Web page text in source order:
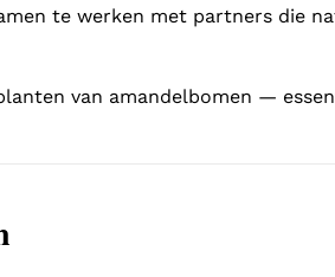
te werken met partners die
van amandelbomen —